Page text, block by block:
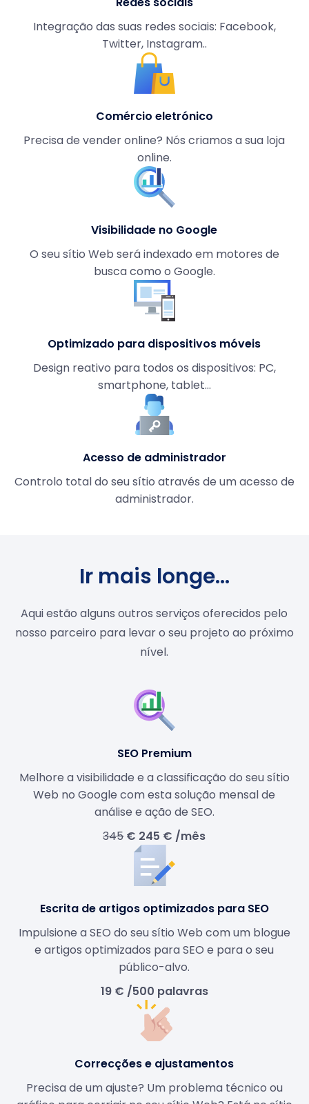
Integração das suas redes sociais: Facebook,
Twitter, Instagram..
Comércio eletrónico
Precisa de vender online? Nós criamos a sua loja
online.
Visibilidade no Google
O seu sítio Web será indexado em motores de
busca como o Google.
Optimizado para dispositivos móveis
Design reativo para todos os dispositivos: PC,
smartphone, tablet...
Acesso de administrador
Controlo total do seu sítio através de um acesso de
administrador.
Ir mais longe...
Aqui estão alguns outros serviços oferecidos pelo
nosso parceiro para levar o seu projeto ao próximo
nível.
SEO Premium
Melhore a visibilidade e a classificação do seu sítio
Web no Google com esta solução mensal de
análise e ação de SEO.
345€ 245 € /mês
Escrita de artigos optimizados para SEO
Impulsione a SEO do seu sítio Web com um blogue
e artigos optimizados para SEO e para o seu
público-alvo.
19 € /500 palavras
Correcções e ajustamentos
Precisa de um ajuste? Um problema técnico ou